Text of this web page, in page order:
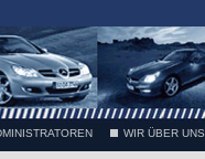
WIR ÜBER UNS